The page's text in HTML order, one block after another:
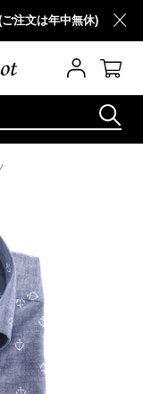
プレゼント！｜
平日
買い